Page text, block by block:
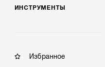
ИНСТРУМЕНТЫ
Избранное